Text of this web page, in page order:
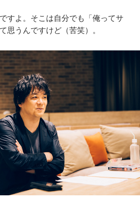
すよ。そこは自分でも「俺ってサ
思うんですけど（苦笑）。